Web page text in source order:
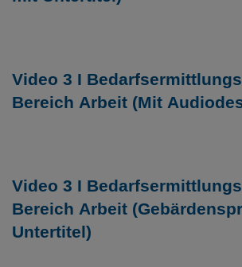
Video 3 I
Bereich Arbeit (Mit
Video 3 I
Bereich Arbeit
Untertitel)